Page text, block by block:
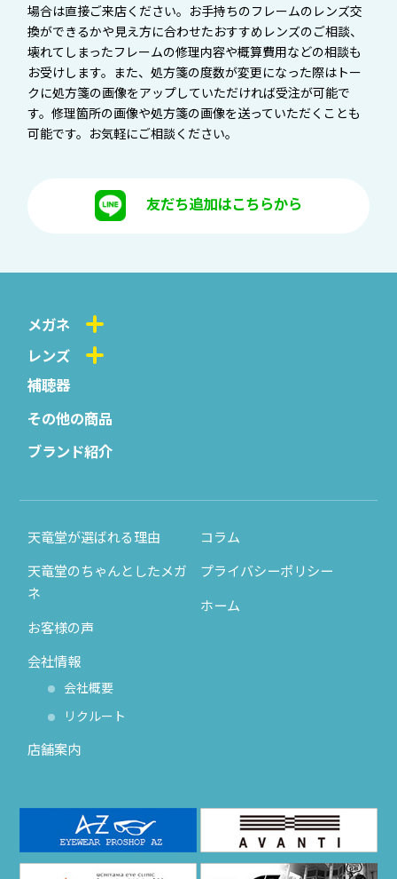
場合は直接ご来店ください。お手持ちのフレームのレンズ交
換ができるかや見え方に合わせたおすすめレンズのご相談、
壊れてしまったフレームの修理内容や概算費用などの相談も
お受けします。また、処方箋の度数が変更になった際はトー
クに処方箋の画像をアップしていただければ受注が可能で
す。修理箇所の画像や処方箋の画像を送っていただくことも
可能です。お気軽にご相談ください。
友だち追加はこちらから
メガネ
レンズ
補聴器
その他の商品
ブランド紹介
天竜堂が選ばれる理由
天竜堂のちゃんとしたメガ
ネ
お客様の声
会社情報
会社概要
リクルート
店舗案内
コラム
プライバシーポリシー
ホーム